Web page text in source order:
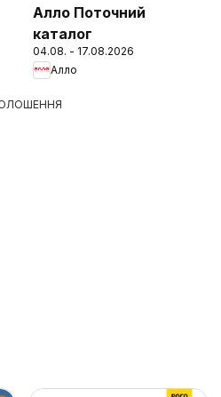
Алло Поточний
каталог
04.08. - 17.08.2026
Алло